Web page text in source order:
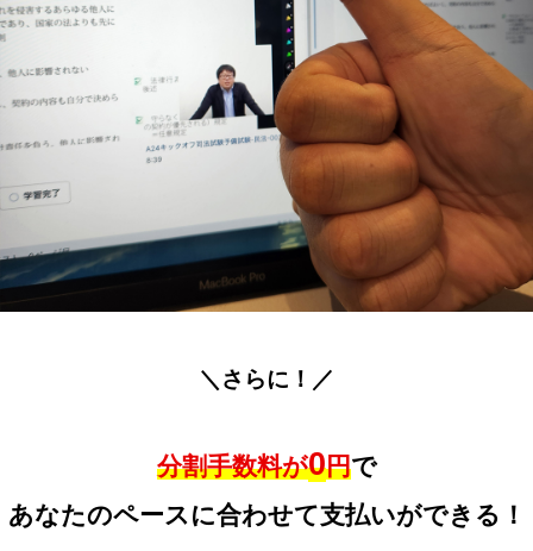
＼さらに！／
分割手数料が0円で
あなたのペースに合わせて支払いができる！